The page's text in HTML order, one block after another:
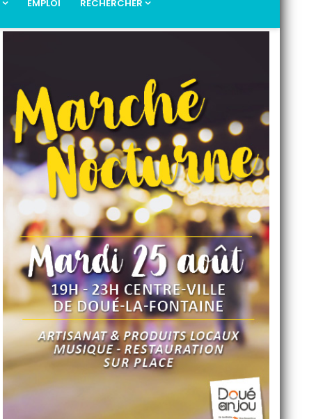
EMPLOI RECHERCHER